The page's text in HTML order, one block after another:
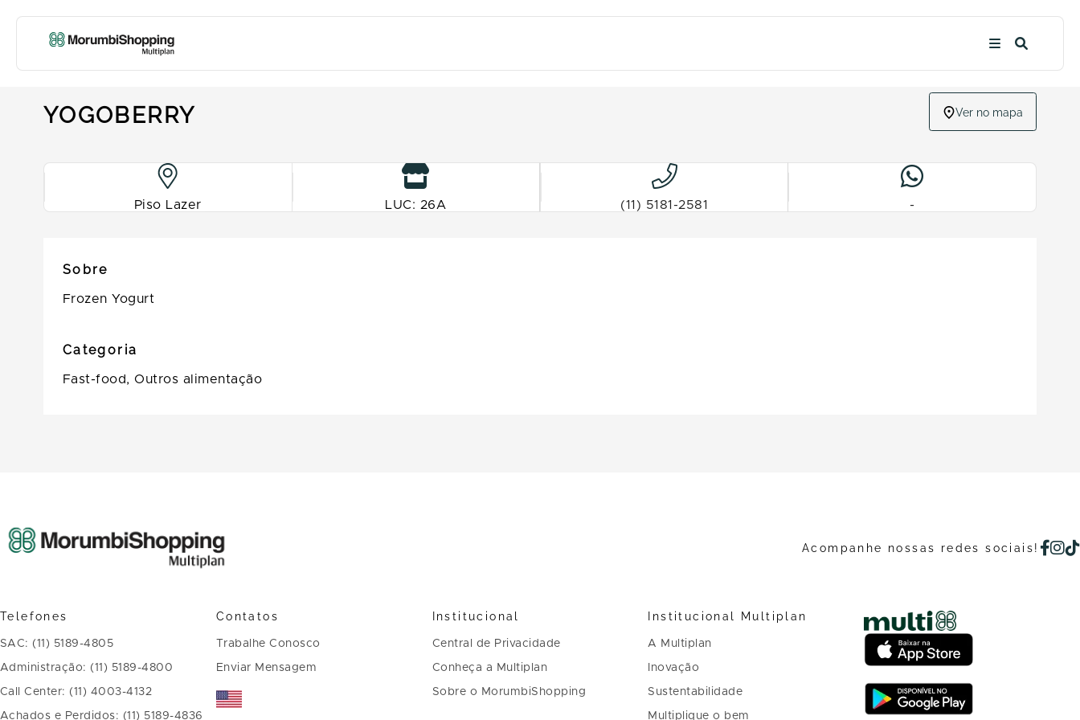
YOGOBERRY Ver no mapa
Piso Lazer LUC: 26A (11) 5181-2581 -
Sobre
Frozen Yogurt
Categoria
Fast-food,Outros alimentação
Acompanhe nossas redes sociais!
Telefones
SAC: (11) 5189-4805
Administração: (11) 5189-4800
Call Center: (11) 4003-4132
Achados e Perdidos: (11) 5189-4836
Contatos
Trabalhe Conosco
Enviar Mensagem
Institucional
Central de Privacidade
Conheça a Multiplan
Sobre o MorumbiShopping
Institucional Multiplan
A Multiplan
Inovação
Sustentabilidade
Multiplique o bem